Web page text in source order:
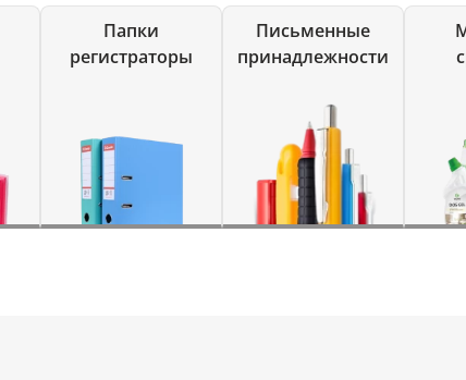
Папки
регистраторы
Письменные
принадлежности